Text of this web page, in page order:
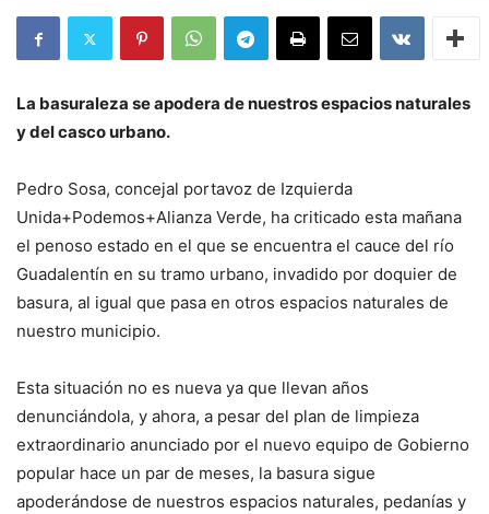
La basuraleza se apodera de nuestros espacios naturales
y del casco urbano.
Pedro Sosa, concejal portavoz de Izquierda
Unida+Podemos+Alianza Verde, ha criticado esta mañana
el penoso estado en el que se encuentra el cauce del río
Guadalentín en su tramo urbano, invadido por doquier de
basura, al igual que pasa en otros espacios naturales de
nuestro municipio.
Esta situación no es nueva ya que llevan años
denunciándola, y ahora, a pesar del plan de limpieza
extraordinario anunciado por el nuevo equipo de Gobierno
popular hace un par de meses, la basura sigue
apoderándose de nuestros espacios naturales, pedanías y